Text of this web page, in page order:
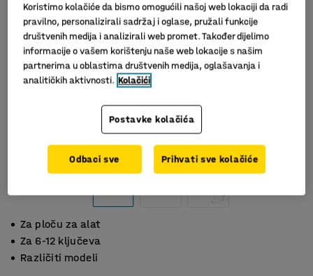
Za ploču za alat
Za 6-12 ključeva
Različiti modeli
Koristimo kolačiće da bismo omogućili našoj web lokaciji da radi
pravilno, personalizirali sadržaj i oglase, pružali funkcije
društvenih medija i analizirali web promet. Također dijelimo
informacije o vašem korištenju naše web lokacije s našim
partnerima u oblastima društvenih medija, oglašavanja i
analitičkih aktivnosti. Kolačići
Postavke kolačića
Odbaci sve Prihvati sve kolačiće